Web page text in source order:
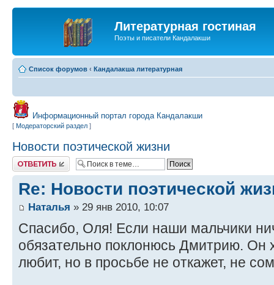
Литературная гостиная
Поэты и писатели Кандалакши
Список форумов ‹ Кандалакша литературная
Информационный портал города Кандалакши
[ Модераторский раздел ]
Новости поэтической жизни
Ответить
Re: Новости поэтической
Наталья » 29 янв 2010, 10:07
Спасибо, Оля! Если наши мальчики
обязательно поклонюсь Дмитрию. Он
любит, но в просьбе не откажет, не